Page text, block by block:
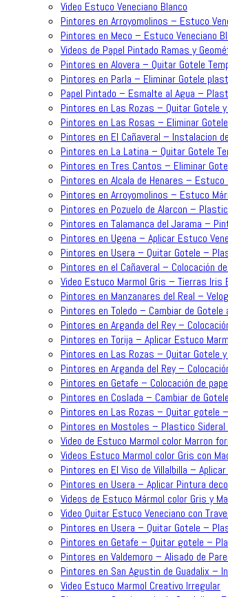
Video Estuco Veneciano Blanco
Pintores en Arroyomolinos – Estuco
Pintores en Meco – Estuco Veneciano
Videos de Papel Pintado Ramas y
Pintores en Alovera – Quitar Gotele
Pintores en Parla – Eliminar Gotele
Papel Pintado – Esmalte al Agua –
Pintores en Las Rozas – Quitar Gotele
Pintores en Las Rosas – Eliminar
Pintores en El Cañaveral – Instalacion
Pintores en La Latina – Quitar Gotele
Pintores en Tres Cantos – Eliminar
Pintores en Alcala de Henares –
Pintores en Arroyomolinos – Estuco
Pintores en Pozuelo de Alarcon –
Pintores en Talamanca del Jarama –
Pintores en Ugena – Aplicar Estuco
Pintores en Usera – Quitar Gotele –
Pintores en el Cañaveral – Colocación
Video Estuco Marmol Gris – Tierras Iris
Pintores en Manzanares del Real –
Pintores en Toledo – Cambiar de
Pintores en Arganda del Rey –
Pintores en Torija – Aplicar Estuco
Pintores en Las Rozas – Quitar
Pintores en Arganda del Rey –
Pintores en Getafe – Colocación de
Pintores en Coslada – Cambiar de
Pintores en Las Rozas – Quitar gotele
Pintores en Mostoles – Plastico
Video de Estuco Marmol color Marron
Videos Estuco Marmol color Gris con
Pintores en El Viso de Villalbilla –
Pintores en Usera – Aplicar Pintura
Videos de Estuco Mármol color Gris y
Video Quitar Estuco Veneciano con
Pintores en Usera – Quitar Gotele –
Pintores en Getafe – Quitar gotele –
Pintores en Valdemoro – Alisado de
Pintores en San Agustin de Guadalix –
Video Estuco Marmol Creativo Irregular